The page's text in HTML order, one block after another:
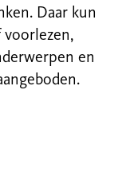
Daar kun
en